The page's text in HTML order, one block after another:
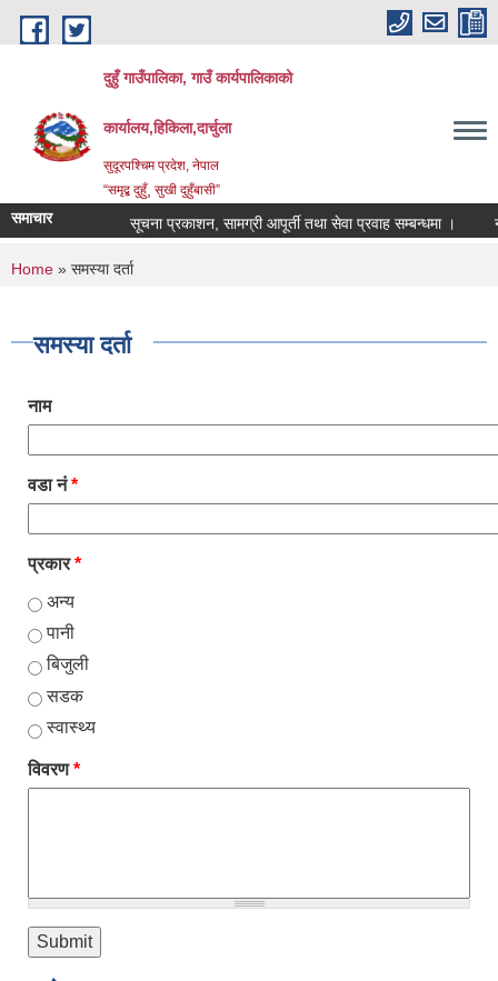
Skip to main content
दुहुँ गाउँपालिका, गाउँ कार्यपालिकाको
कार्यालय,हिकिला,दार्चुला
सुदूरपश्चिम प्रदेश, नेपाल
“समृद्ब दुहुँ¸ सुखी दुहुँबासी”
समाचार सूचना प्रकाशन, सामग्री आपूर्ती तथा सेवा प्रवाह सम्बन्धमा । नयाँ
You are here
Home » समस्या दर्ता
समस्या दर्ता
नाम
वडा नं*
प्रकार*
अन्य
पानी
बिजुली
सडक
स्वास्थ्य
विवरण*